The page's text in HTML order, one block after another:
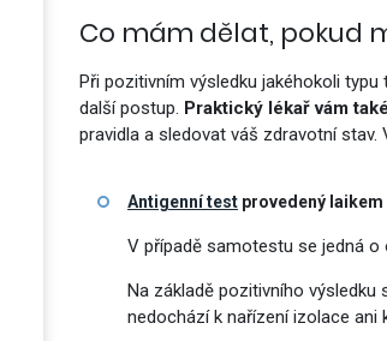
Co mám dělat, pokud
Při pozitivním výsledku jakéhokoli
další postup. Praktický lékař vám
pravidla a sledovat váš zdravotní stav.
Antigenní test provedený
V případě samotestu se jedná
Na základě pozitivního
nedochází k nařízení izolace ani